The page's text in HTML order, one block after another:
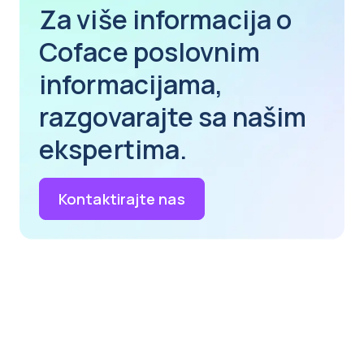
Za više informacija o
Coface poslovnim
informacijama,
razgovarajte sa našim
ekspertima.
Kontaktirajte nas